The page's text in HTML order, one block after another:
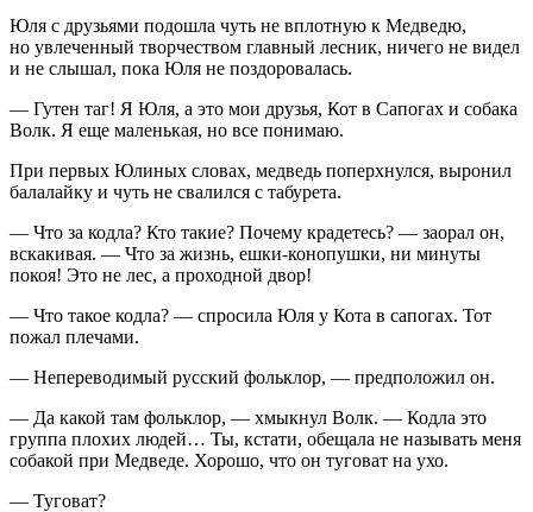
Юля с друзьями подошла чуть не вплотную к Медведю,
но увлеченный творчеством главный лесник, ничего не видел
и не слышал, пока Юля не поздоровалась.
— Гутен таг! Я Юля, а это мои друзья, Кот в Сапогах и собака
Волк. Я еще маленькая, но все понимаю.
При первых Юлиных словах, медведь поперхнулся, выронил
балалайку и чуть не свалился с табурета.
— Что за кодла? Кто такие? Почему крадетесь? — заорал он,
вскакивая. — Что за жизнь, ешки-конопушки, ни минуты
покоя! Это не лес, а проходной двор!
— Что такое кодла? — спросила Юля у Кота в сапогах. Тот
пожал плечами.
— Непереводимый русский фольклор, — предположил он.
— Да какой там фольклор, — хмыкнул Волк. — Кодла это
группа плохих людей… Ты, кстати, обещала не называть меня
собакой при Медведе. Хорошо, что он туговат на ухо.
— Туговат?